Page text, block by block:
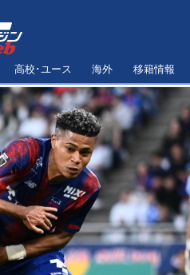
高校･ユース 海外 移籍情報